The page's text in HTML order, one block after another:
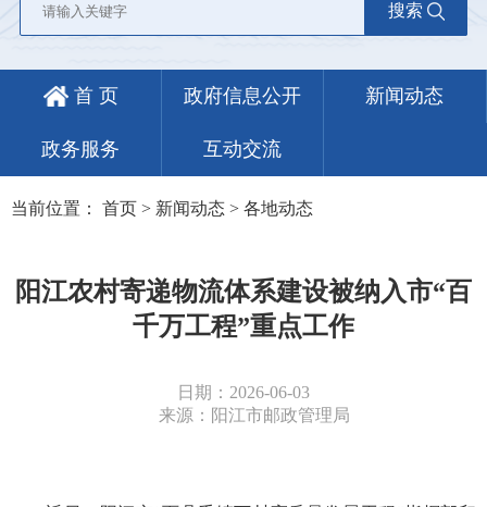
搜索
首 页 政府信息公开 新闻动态
政务服务 互动交流
当前位置： 首页 > 新闻动态 > 各地动态
阳江农村寄递物流体系建设被纳入市“百
千万工程”重点工作
日期：2026-06-03
来源：阳江市邮政管理局